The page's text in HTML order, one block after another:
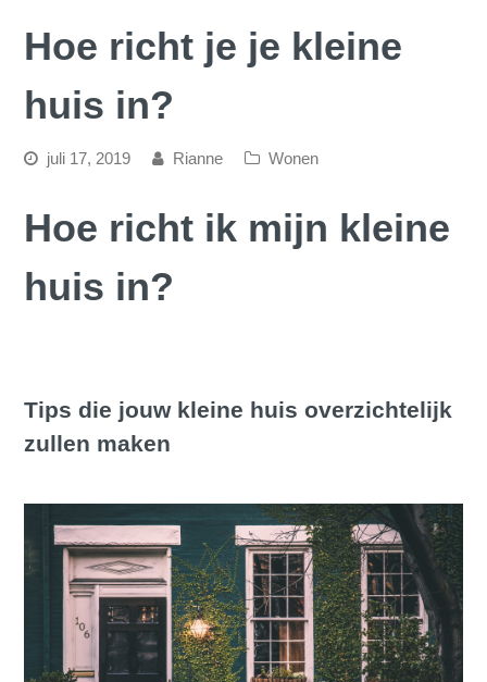
Hoe richt je je kleine
huis in?
juli 17, 2019 Rianne Wonen
Hoe richt ik mijn kleine
huis in?
Tips die jouw kleine huis overzichtelijk
zullen maken